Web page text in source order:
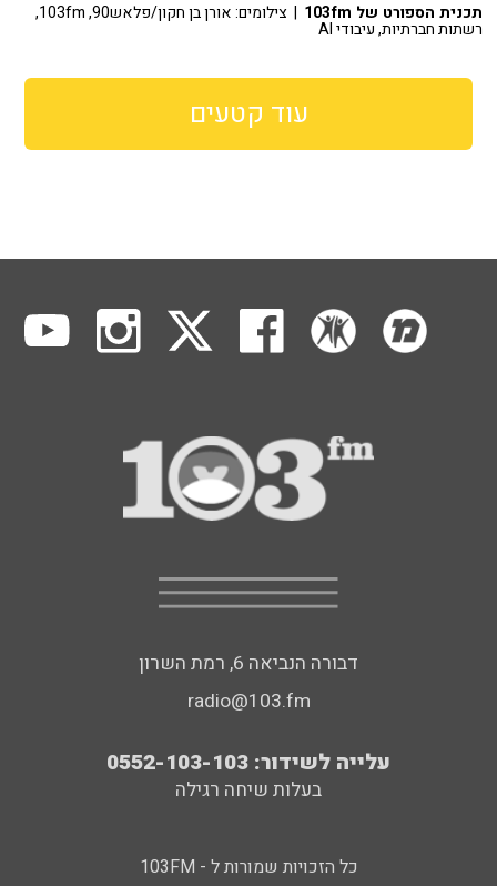
תכנית הספורט של 103fm | צילומים: אורן בן חקון/פלאש90, 103fm,
רשתות חברתיות, עיבודי AI
עוד קטעים
דבורה הנביאה 6, רמת השרון
radio@103.fm
עלייה לשידור: 0552-103-103
בעלות שיחה רגילה
כל הזכויות שמורות ל - 103FM